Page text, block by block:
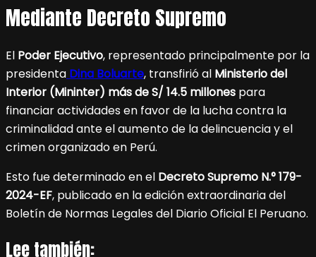
Mediante Decreto Supremo
El Poder Ejecutivo, representado principalmente por la
presidenta Dina Boluarte, transfirió al Ministerio del
Interior (Mininter) más de S/ 14.5 millones para
financiar actividades en favor de la lucha contra la
criminalidad ante el aumento de la delincuencia y el
crimen organizado en Perú.
Esto fue determinado en el Decreto Supremo N.° 179-
2024-EF, publicado en la edición extraordinaria del
Boletín de Normas Legales del Diario Oficial El Peruano.
Lee también: